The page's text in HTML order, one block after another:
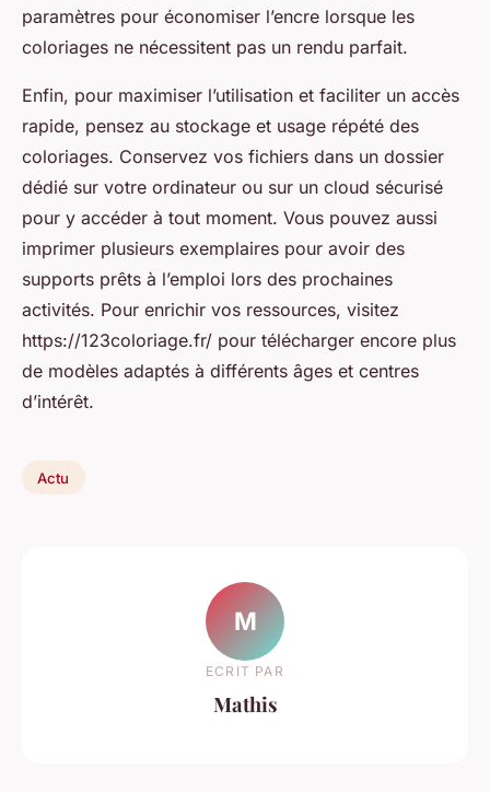
paramètres pour économiser l’encre lorsque les
coloriages ne nécessitent pas un rendu parfait.
Enfin, pour maximiser l’utilisation et faciliter un accès
rapide, pensez au stockage et usage répété des
coloriages. Conservez vos fichiers dans un dossier
dédié sur votre ordinateur ou sur un cloud sécurisé
pour y accéder à tout moment. Vous pouvez aussi
imprimer plusieurs exemplaires pour avoir des
supports prêts à l’emploi lors des prochaines
activités. Pour enrichir vos ressources, visitez
https://123coloriage.fr/ pour télécharger encore plus
de modèles adaptés à différents âges et centres
d’intérêt.
Actu
M
ECRIT PAR
Mathis